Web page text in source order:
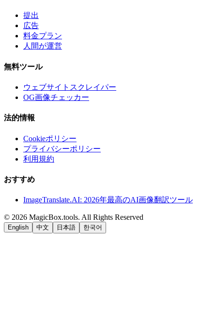
提出
広告
料金プラン
人間が運営
無料ツール
ウェブサイトスクレイパー
OG画像チェッカー
法的情報
Cookieポリシー
プライバシーポリシー
利用規約
おすすめ
ImageTranslate.AI: 2026年最高のAI画像翻訳ツール
© 2026 MagicBox.tools. All Rights Reserved
English 中文 日本語 한국어